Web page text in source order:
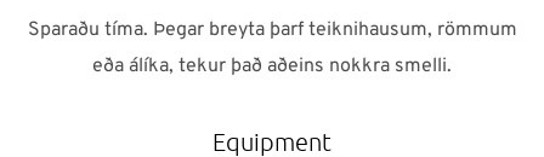
Sparaðu tíma. Þegar breyta þarf teiknihausum, römmum
eða álíka, tekur það aðeins nokkra smelli.
Equipment